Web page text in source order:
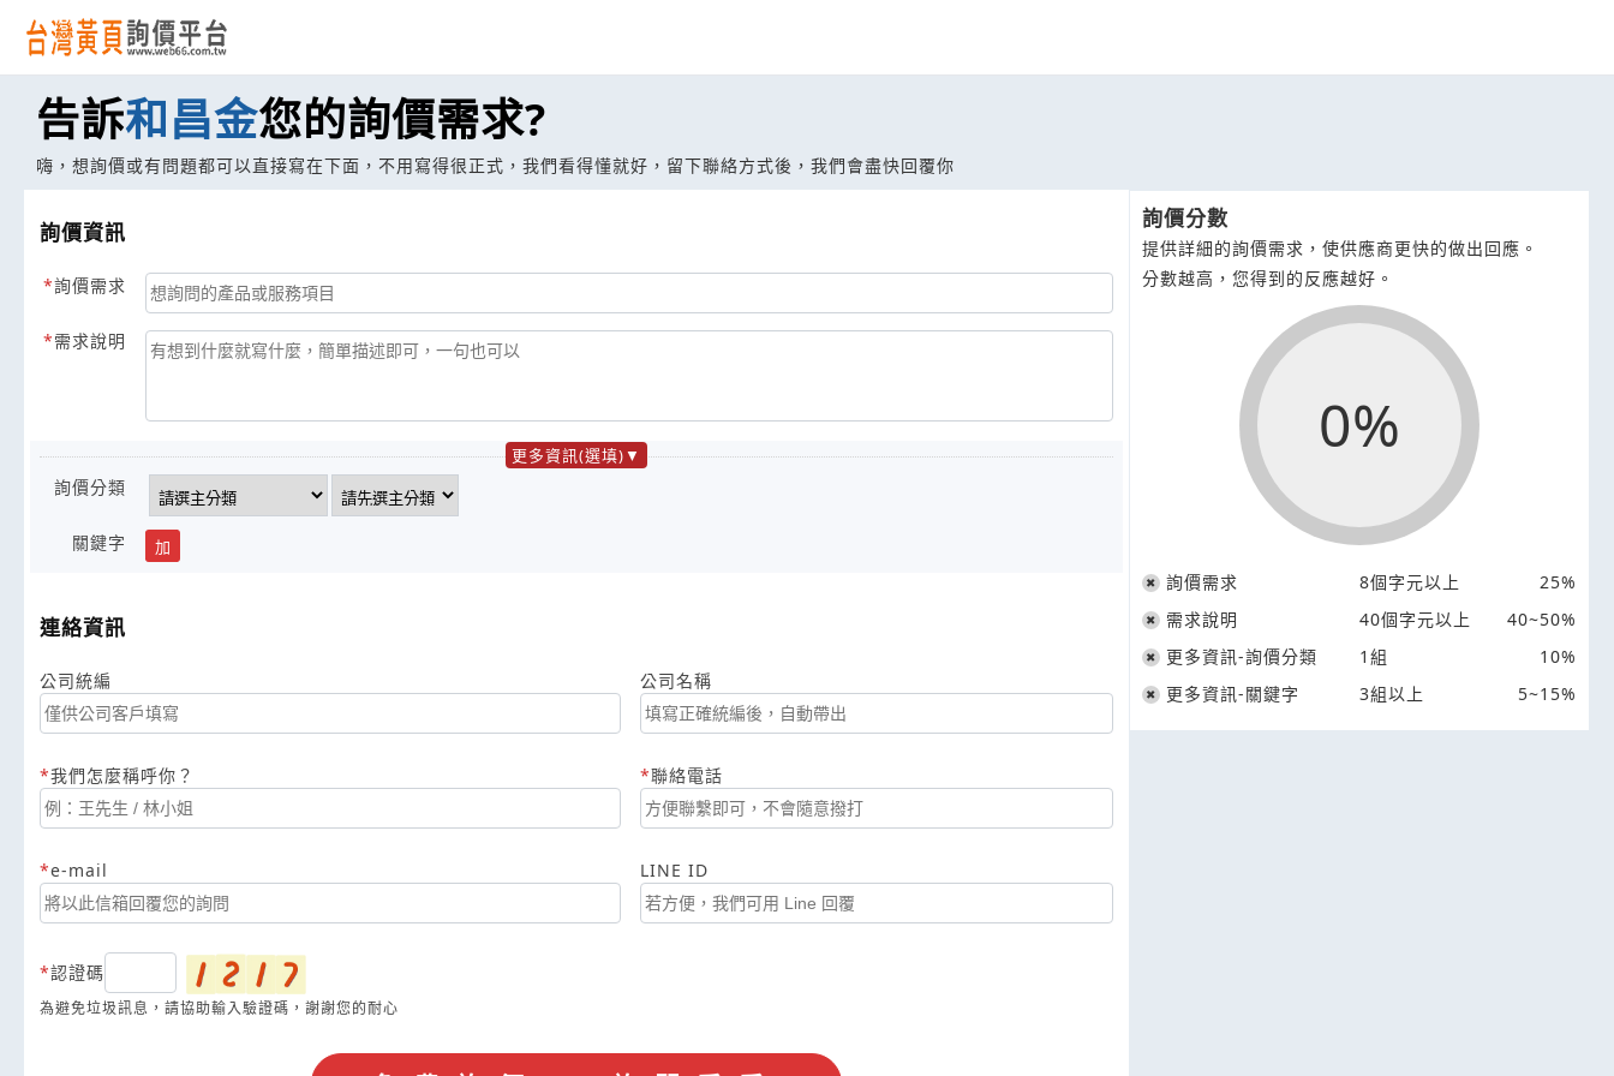
告訴和昌金您的詢價需求?
嗨，想詢價或有問題都可以直接寫在下面，不用寫得很正式，我們看得懂就好，留下聯絡方式後，我們會盡快回覆你
詢價資訊
詢價需求
需求說明
更多資訊(選填)
詢價分類
關鍵字 加
連絡資訊
公司統編 公司名稱
我們怎麼稱呼你？ 聯絡電話
e-mail LINE ID
認證碼
為避免垃圾訊息，請協助輸入驗證碼，謝謝您的耐心
詢價分數
提供詳細的詢價需求，使供應商更快的做出回應。
分數越高，您得到的反應越好。
0%
詢價需求 8個字元以上
25%
需求說明
40個字元以上
40~50%
更多資訊-詢價分類
1組
10%
更多資訊-關鍵字
3組以上 5~15%